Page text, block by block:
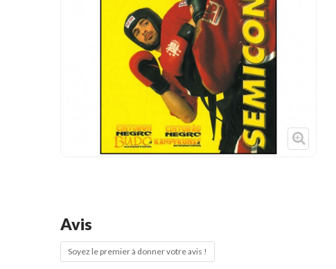
Cible de frappe
Condition physique
Accessoires
Décoration
Voir plus
Avis
Soyez le premier à donner votre avis !